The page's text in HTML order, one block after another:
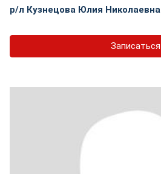
р/л Кузнецова Юлия Николаевна
Записаться